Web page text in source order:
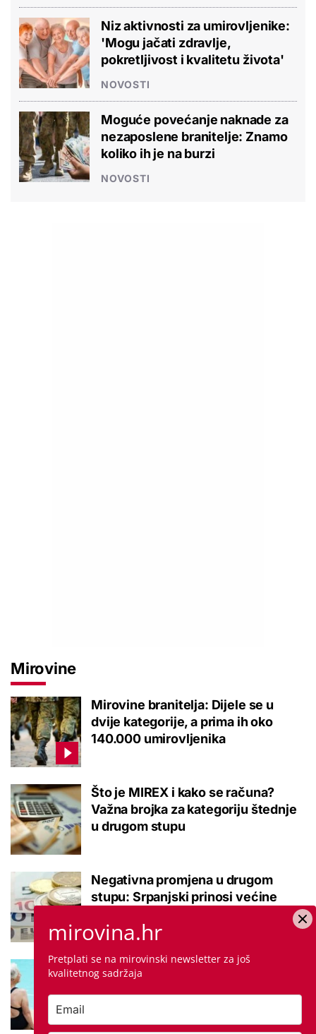
Niz aktivnosti za umirovljenike:
'Mogu jačati zdravlje,
pokretljivost i kvalitetu života'
NOVOSTI
Moguće povećanje naknade za
nezaposlene branitelje: Znamo
koliko ih je na burzi
NOVOSTI
Mirovine
Mirovine branitelja: Dijele se u
dvije kategorije, a prima ih oko
140.000 umirovljenika
Što je MIREX i kako se računa?
Važna brojka za kategoriju štednje
u drugom stupu
Negativna promjena u drugom
stupu: Srpanjski prinosi većine
Kupanje u ovom gradu i sutra
besplatno: Građani se mogu
mirovina.hr
Pretplati se na mirovinski newsletter za još
kvalitetnog sadržaja